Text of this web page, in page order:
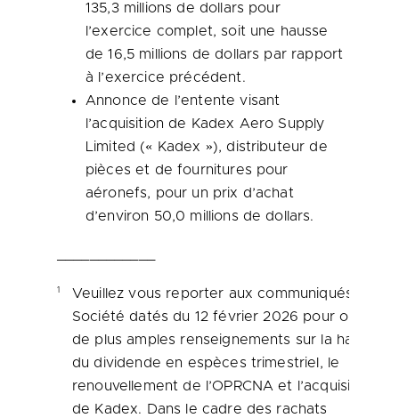
135,3 millions de dollars pour
l’exercice complet, soit une hausse
de 16,5 millions de dollars par rapport
à l’exercice précédent.
Annonce de
l’entente visant
l’acquisition de Kadex Aero Supply
Limited (« Kadex »), distributeur de
pièces et de fournitures pour
aéronefs, pour un prix d’achat
d’environ 50,0 millions de dollars.
1
Veuillez vous reporter aux communiqués de la
Société datés du 12 février 2026 pour obtenir
de plus amples renseignements sur la hausse
du dividende en espèces trimestriel, le
renouvellement de l’OPRCNA et l’acquisition
de Kadex. Dans le cadre des rachats